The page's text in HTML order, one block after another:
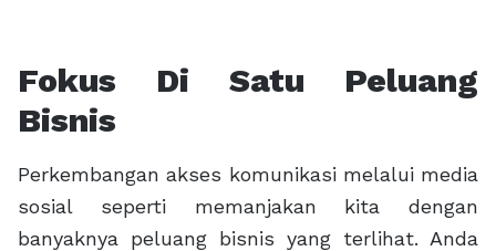
Fokus Di Satu Peluang
Bisnis
Perkembangan akses komunikasi melalui media
sosial seperti memanjakan kita dengan
banyaknya peluang bisnis yang terlihat. Anda